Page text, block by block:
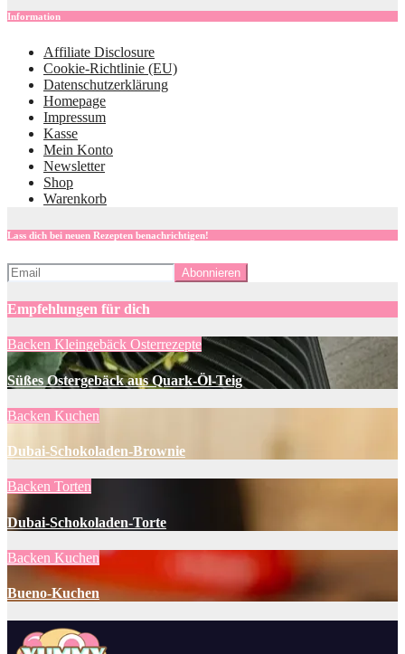
Information
Affiliate Disclosure
Cookie-Richtlinie (EU)
Datenschutzerklärung
Homepage
Impressum
Kasse
Mein Konto
Newsletter
Shop
Warenkorb
Lass dich bei neuen Rezepten benachrichtigen!
Empfehlungen für dich
Backen Kleingebäck Osterrezepte
Süßes Ostergebäck aus Quark-Öl-Teig
Backen Kuchen
Dubai-Schokoladen-Brownie
Backen Torten
Dubai-Schokoladen-Torte
Backen Kuchen
Bueno-Kuchen